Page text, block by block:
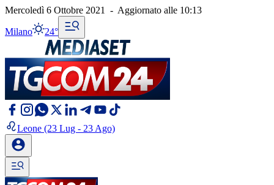
Mercoledì 6 Ottobre 2021 - Aggiornato alle 10:13
Milano 24°
Leone (23 Lug - 23 Ago)